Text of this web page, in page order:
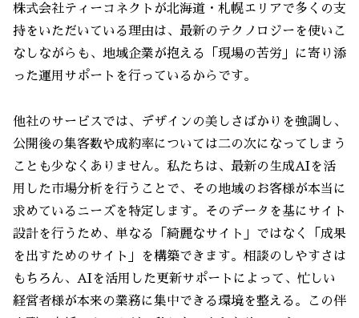
株式会社ティーコネクトが北海道・札幌エリアで多くの支
持をいただいている理由は、最新のテクノロジーを使いこ
なしながらも、地域企業が抱える「現場の苦労」に寄り添
った運用サポートを行っているからです。
他社のサービスでは、デザインの美しさばかりを強調し、
公開後の集客数や成約率については二の次になってしまう
ことも少なくありません。私たちは、最新の生成AIを活
用した市場分析を行うことで、その地域のお客様が本当に
求めているニーズを特定します。そのデータを基にサイト
設計を行うため、単なる「綺麗なサイト」ではなく「成果
を出すためのサイト」を構築できます。相談のしやすさは
もちろん、AIを活用した更新サポートによって、忙しい
経営者様が本来の業務に集中できる環境を整える。この伴